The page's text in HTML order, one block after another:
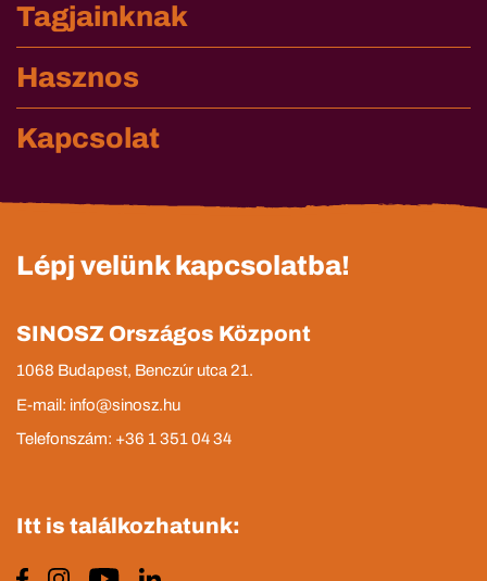
Tagjainknak
Hasznos
Kapcsolat
Lépj velünk kapcsolatba!
SINOSZ Országos Központ
1068 Budapest, Benczúr utca 21.
E-mail: info@sinosz.hu
Telefonszám: +36 1 351 04 34
Itt is találkozhatunk: